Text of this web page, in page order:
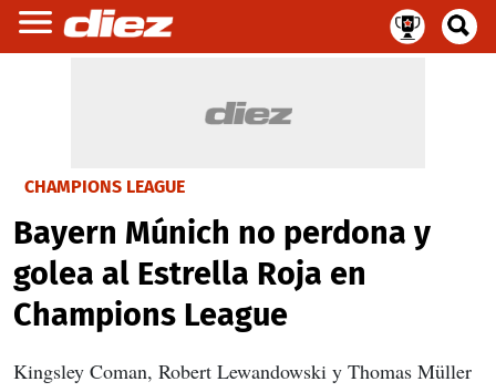
CHAMPIONS LEAGUE
Bayern Múnich no perdona y
golea al Estrella Roja en
Champions League
Kingsley Coman, Robert Lewandowski y Thomas Müller